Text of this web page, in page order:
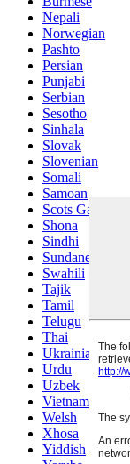
Nepali
Norwegian
Pashto
Persian
Punjabi
Serbian
Sesotho
Sinhala
Slovak
Slovenian
Somali
Samoan
Scots Gaelic
Shona
Sindhi
Sundanese
Swahili
Tajik
Tamil
Telugu
Thai
Ukrainian
Urdu
Uzbek
Vietnamese
Welsh
Xhosa
Yiddish